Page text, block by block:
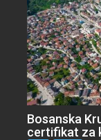
Bosanska
certifikat za